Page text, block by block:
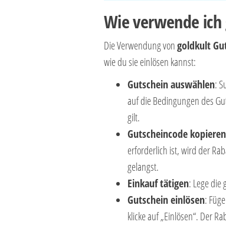
Wie verwende
Die Verwendung vongoldkult
wie du sie einlösen kannst:
Gutschein auswählen:
auf die Bedingungen des
gilt.
Gutscheincode kopieren
erforderlich ist, wird der
gelangst.
Einkauf tätigen: Lege die
Gutschein einlösen:
klicke auf „Einlösen“. Der